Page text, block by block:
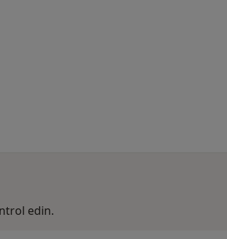
edin.